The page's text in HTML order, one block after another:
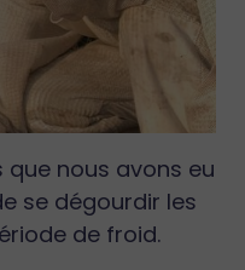
que nous avons eu
se dégourdir les
de froid.